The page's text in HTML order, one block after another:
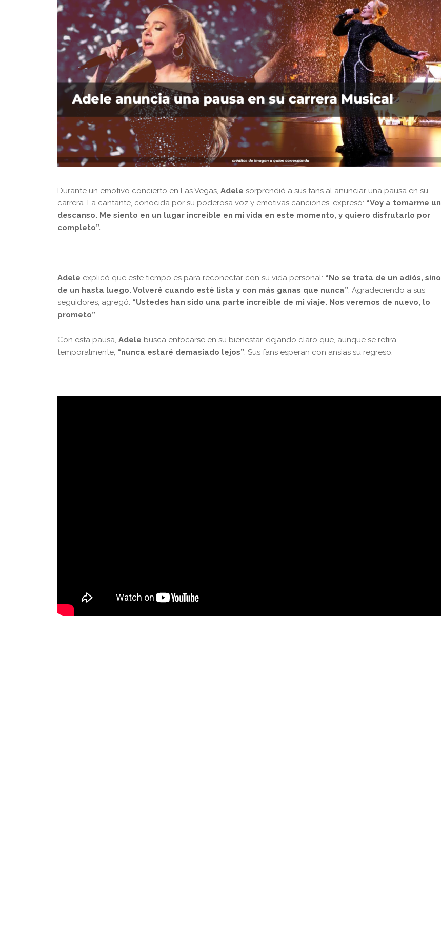
Durante un emotivo concierto en Las Vegas, Adele sorprendió a sus fans al anunciar una pausa en su
carrera. La cantante, conocida por su poderosa voz y emotivas canciones, expresó: “Voy a tomarme un
descanso. Me siento en un lugar increíble en mi vida en este momento, y quiero disfrutarlo por
completo”.
Adele explicó que este tiempo es para reconectar con su vida personal: “No se trata de un adiós, sino
de un hasta luego. Volveré cuando esté lista y con más ganas que nunca”. Agradeciendo a sus
seguidores, agregó: “Ustedes han sido una parte increíble de mi viaje. Nos veremos de nuevo, lo
prometo”.
Con esta pausa, Adele busca enfocarse en su bienestar, dejando claro que, aunque se retira
temporalmente, “nunca estaré demasiado lejos”. Sus fans esperan con ansias su regreso.